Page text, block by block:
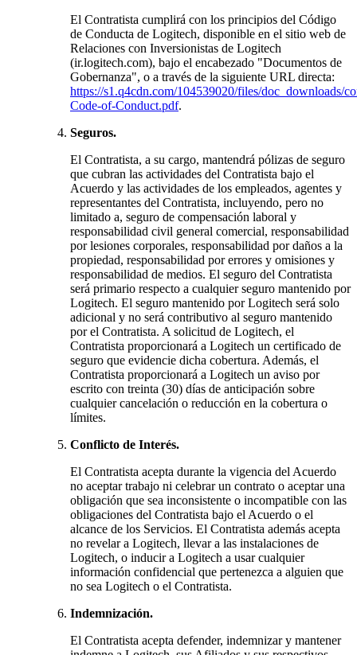
El Contratista cumplirá con los principios del Código
de Conducta de Logitech, disponible en el sitio web de
Relaciones con Inversionistas de Logitech
(ir.logitech.com), bajo el encabezado "Documentos de
Gobernanza", o a través de la siguiente URL directa:
https://s1.q4cdn.com/104539020/files/doc_downloads/
Code-of-Conduct.pdf.
Seguros.
El Contratista, a su cargo, mantendrá pólizas de seguro
que cubran las actividades del Contratista bajo el
Acuerdo y las actividades de los empleados, agentes y
representantes del Contratista, incluyendo, pero no
limitado a, seguro de compensación laboral y
responsabilidad civil general comercial, responsabilidad
por lesiones corporales, responsabilidad por daños a la
propiedad, responsabilidad por errores y omisiones y
responsabilidad de medios. El seguro del Contratista
será primario respecto a cualquier seguro mantenido por
Logitech. El seguro mantenido por Logitech será solo
adicional y no será contributivo al seguro mantenido
por el Contratista. A solicitud de Logitech, el
Contratista proporcionará a Logitech un certificado de
seguro que evidencie dicha cobertura. Además, el
Contratista proporcionará a Logitech un aviso por
escrito con treinta (30) días de anticipación sobre
cualquier cancelación o reducción en la cobertura o
límites.
Conflicto de Interés.
El Contratista acepta durante la vigencia del Acuerdo
no aceptar trabajo ni celebrar un contrato o aceptar una
obligación que sea inconsistente o incompatible con las
obligaciones del Contratista bajo el Acuerdo o el
alcance de los Servicios. El Contratista además acepta
no revelar a Logitech, llevar a las instalaciones de
Logitech, o inducir a Logitech a usar cualquier
información confidencial que pertenezca a alguien que
no sea Logitech o el Contratista.
Indemnización.
El Contratista acepta defender, indemnizar y mantener